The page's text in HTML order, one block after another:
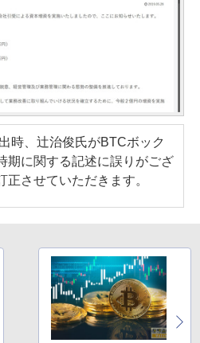
時、辻治俊氏がBTCボック
期に関する記述に誤りがござ
させていただきます。